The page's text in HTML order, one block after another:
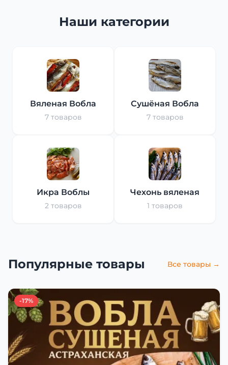
Наши категории
Вяленая Вобла
7 товаров
Сушёная Вобла
7 товаров
Икра Воблы
2 товаров
Чехонь вяленая
1 товаров
Популярные товары Все товары →
-17%